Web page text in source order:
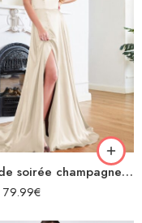
Robe de soirée champagne en satin décolleté carré longue fendue sirène
79.99€